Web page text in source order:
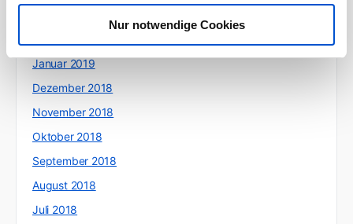
Nur notwendige Cookies
Januar 2019
Dezember 2018
November 2018
Oktober 2018
September 2018
August 2018
Juli 2018